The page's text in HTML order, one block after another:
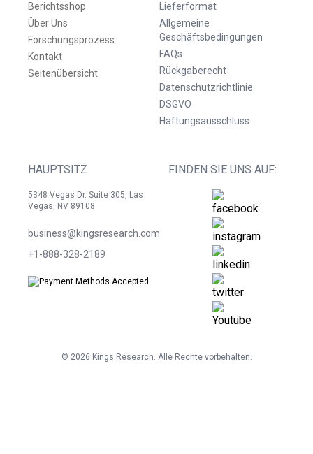
Berichtsshop
Über Uns
Forschungsprozess
Kontakt
Seitenübersicht
Lieferformat
Allgemeine
Geschäftsbedingungen
FAQs
Rückgaberecht
Datenschutzrichtlinie
DSGVO
Haftungsausschluss
HAUPTSITZ
5348 Vegas Dr. Suite 305, Las
Vegas, NV 89108
business@kingsresearch.com
+1-888-328-2189
FINDEN SIE UNS AUF:
© 2026 Kings Research. Alle Rechte vorbehalten.